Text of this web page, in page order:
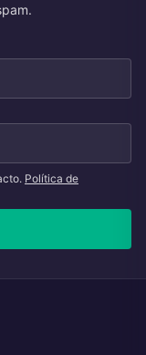
Política de